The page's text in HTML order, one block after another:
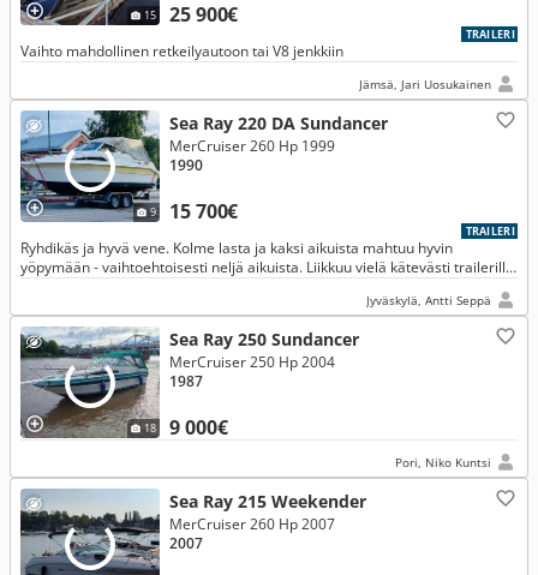
15 25 900€
TRAILERI
Vaihto mahdollinen retkeilyautoon tai V8 jenkkiin
Jämsä, Jari Uosukainen
9
Sea Ray 220 DA Sundancer
15 700€
MerCruiser 260 Hp 1999
1990
TRAILERI
Ryhdikäs ja hyvä vene. Kolme lasta ja kaksi aikuista mahtuu hyvin
yöpymään - vaihtoehtoisesti neljä aikuista. Liikkuu vielä kätevästi trailerilla.
Jyväskylä, Antti Seppä
18
Sea Ray 250 Sundancer
9 000€
MerCruiser 250 Hp 2004
1987
Pori, Niko Kuntsi
Sea Ray 215 Weekender
MerCruiser 260 Hp 2007
2007